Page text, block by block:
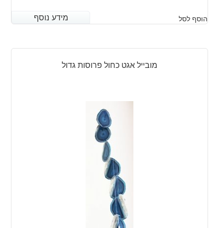
מידע נוסף הוסף לסל מידע נוסף
מובייל אגט כחול פרוסות גדול